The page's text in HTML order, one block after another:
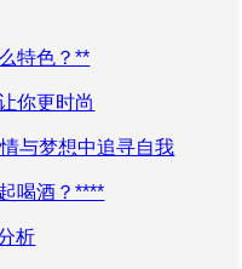
特色？**
你更时尚
与梦想中追寻自我
喝酒？****
析